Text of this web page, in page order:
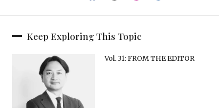
Keep Exploring This Topic
Vol. 31: FROM THE EDITOR